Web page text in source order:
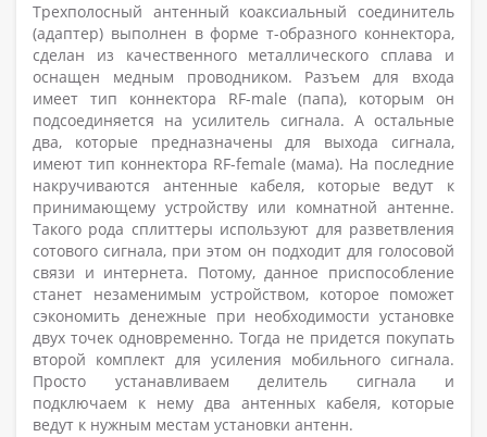
Трехполосный антенный коаксиальный соединитель
(адаптер) выполнен в форме т-образного коннектора,
сделан из качественного металлического сплава и
оснащен медным проводником. Разъем для входа
имеет тип коннектора RF-male (папа), которым он
подсоединяется на усилитель сигнала. А остальные
два, которые предназначены для выхода сигнала,
имеют тип коннектора RF-female (мама). На последние
накручиваются антенные кабеля, которые ведут к
принимающему устройству или комнатной антенне.
Такого рода сплиттеры используют для разветвления
сотового сигнала, при этом он подходит для голосовой
связи и интернета. Потому, данное приспособление
станет незаменимым устройством, которое поможет
сэкономить денежные при необходимости установке
двух точек одновременно. Тогда не придется покупать
второй комплект для усиления мобильного сигнала.
Просто устанавливаем делитель сигнала и
подключаем к нему два антенных кабеля, которые
ведут к нужным местам установки антенн.